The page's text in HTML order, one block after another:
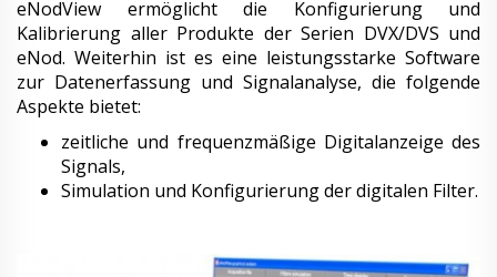
eNodView ermöglicht die Konfigurierung und
Kalibrierung aller Produkte der Serien DVX/DVS und
eNod. Weiterhin ist es eine leistungsstarke Software
zur Datenerfassung und Signalanalyse, die folgende
Aspekte bietet:
zeitliche und frequenzmäßige Digitalanzeige des
Signals,
Simulation und Konfigurierung der digitalen Filter.